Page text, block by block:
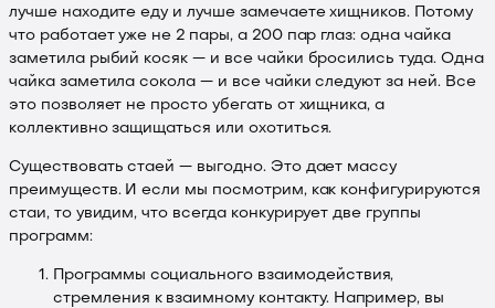
лучше находите еду и лучше замечаете хищников. Потому
что работает уже не 2 пары, а 200 пар глаз: одна чайка
заметила рыбий косяк — и все чайки бросились туда. Одна
чайка заметила сокола — и все чайки следуют за ней. Все
это позволяет не просто убегать от хищника, а
коллективно защищаться или охотиться.
Существовать стаей — выгодно. Это дает массу
преимуществ. И если мы посмотрим, как конфигурируются
стаи, то увидим, что всегда конкурирует две группы
программ:
Программы социального взаимодействия,
стремления к взаимному контакту. Например, вы